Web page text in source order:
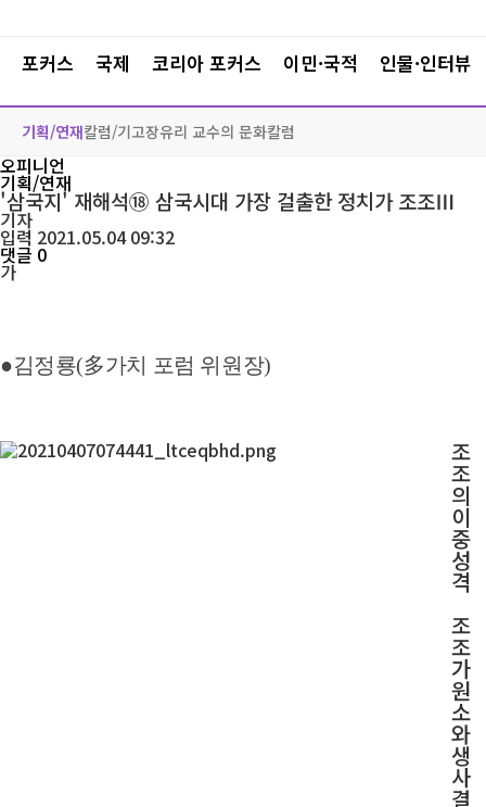
포커스 국제 코리아 포커스 이민·국적 인물·인터뷰
기획/연재칼럼/기고장유리 교수의 문화칼럼
오피니언
기획/연재
'삼국지' 재해석⑱ 삼국시대 가장 걸출한 정치가 조조Ⅲ
기자
입력 2021.05.04 09:32
댓글 0
가
●김정룡(多가치 포럼 위원장)
조
조
의
이
중
성
격
조
조
가
원
소
와
생
사
결